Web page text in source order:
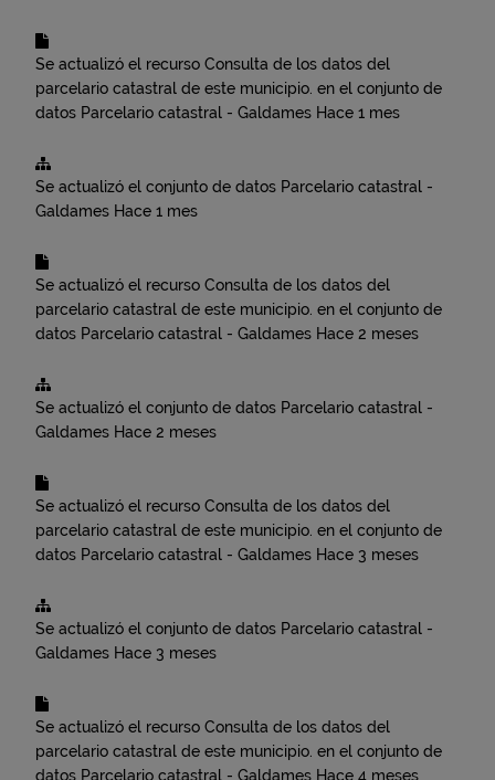
Se actualizó el recurso Consulta de los datos del
parcelario catastral de este municipio. en el conjunto de
datos Parcelario catastral - Galdames Hace 1 mes
Se actualizó el conjunto de datos Parcelario catastral -
Galdames Hace 1 mes
Se actualizó el recurso Consulta de los datos del
parcelario catastral de este municipio. en el conjunto de
datos Parcelario catastral - Galdames Hace 2 meses
Se actualizó el conjunto de datos Parcelario catastral -
Galdames Hace 2 meses
Se actualizó el recurso Consulta de los datos del
parcelario catastral de este municipio. en el conjunto de
datos Parcelario catastral - Galdames Hace 3 meses
Se actualizó el conjunto de datos Parcelario catastral -
Galdames Hace 3 meses
Se actualizó el recurso Consulta de los datos del
parcelario catastral de este municipio. en el conjunto de
datos Parcelario catastral - Galdames Hace 4 meses